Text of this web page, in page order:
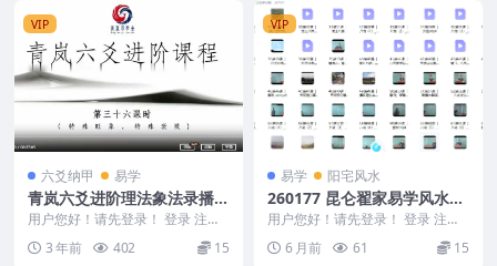
VIP
六爻纳甲 易学
青岚六爻进阶理法象法录播4
0集视频课程 青岚六爻高级课
程
用户您好！请先登录！ 登录 注册
六爻进阶理法象法录播40集视频课
程 青岚六爻卦...
3 年前 402 15
VIP
易学 阳宅风水
260177 昆仑翟家易学风水专
业班73集，每讲20分钟左‬右Y
用户您好！请先登录！ 登录 注册
昆仑翟家易学风水专业班73集，每
讲20分钟左‬...
6 月前 61 15